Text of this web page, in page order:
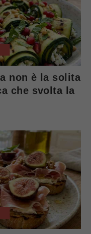
non è la solita
che svolta la